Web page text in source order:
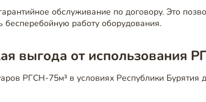
обслуживание по договору. Это
бесперебойную работу оборудования.
выгода от использования
РГСН-75м³ в условиях Республики Бурятия